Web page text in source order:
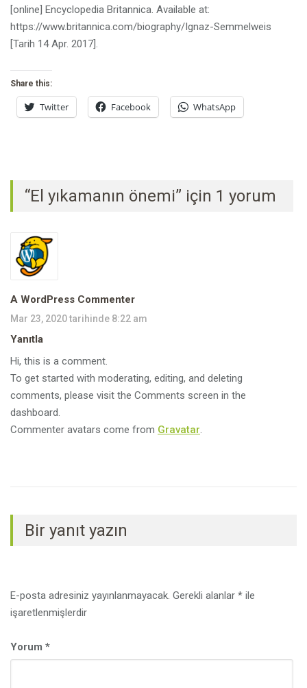
[online] Encyclopedia Britannica. Available at:
https://www.britannica.com/biography/Ignaz-Semmelweis
[Tarih 14 Apr. 2017].
Share this:
Twitter Facebook WhatsApp
“El yıkamanın önemi” için 1 yorum
A WordPress Commenter
Mar 23, 2020 tarihinde 8:22 am
Yanıtla
Hi, this is a comment.
To get started with moderating, editing, and deleting
comments, please visit the Comments screen in the
dashboard.
Commenter avatars come from Gravatar.
Bir yanıt yazın
E-posta adresiniz yayınlanmayacak. Gerekli alanlar * ile
işaretlenmişlerdir
Yorum *